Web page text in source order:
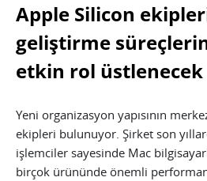
Apple Silicon
geliştirme
etkin rol üstlenecek
Yeni organizasyon yapısının
ekipleri bulunuyor. Şirket son
işlemciler sayesinde Mac
birçok ürününde önemli